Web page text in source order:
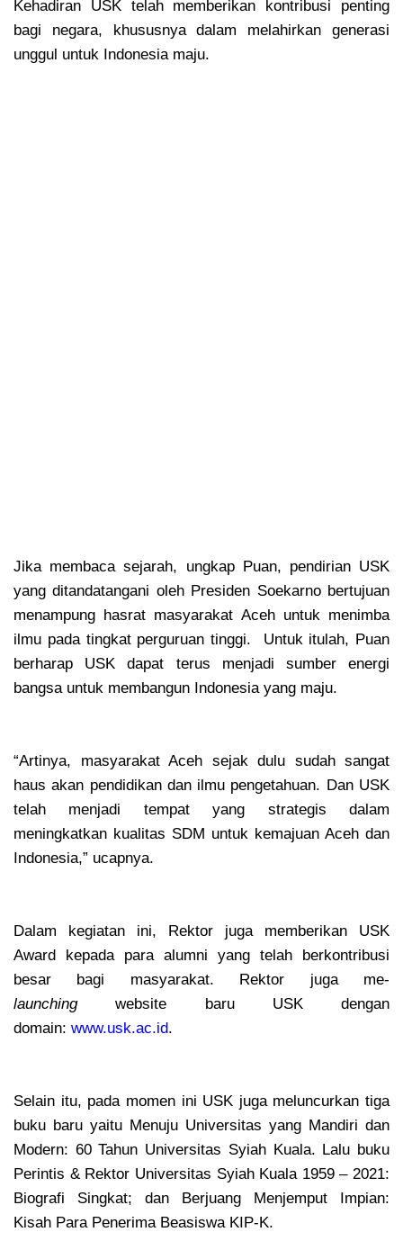
Kehadiran USK telah memberikan kontribusi penting
bagi negara, khususnya dalam melahirkan generasi
unggul untuk Indonesia maju.
Jika membaca sejarah, ungkap Puan, pendirian USK
yang ditandatangani oleh Presiden Soekarno bertujuan
menampung hasrat masyarakat Aceh untuk menimba
ilmu pada tingkat perguruan tinggi. Untuk itulah, Puan
berharap USK dapat terus menjadi sumber energi
bangsa untuk membangun Indonesia yang maju.
“Artinya, masyarakat Aceh sejak dulu sudah sangat
haus akan pendidikan dan ilmu pengetahuan. Dan USK
telah menjadi tempat yang strategis dalam
meningkatkan kualitas SDM untuk kemajuan Aceh dan
Indonesia,” ucapnya.
Dalam kegiatan ini, Rektor juga memberikan USK
Award kepada para alumni yang telah berkontribusi
besar bagi masyarakat. Rektor juga me-
launchingwebsite baru USK dengan
domain: www.usk.ac.id.
Selain itu, pada momen ini USK juga meluncurkan tiga
buku baru yaitu Menuju Universitas yang Mandiri dan
Modern: 60 Tahun Universitas Syiah Kuala. Lalu buku
Perintis & Rektor Universitas Syiah Kuala 1959 – 2021:
Biografi Singkat; dan Berjuang Menjemput Impian:
Kisah Para Penerima Beasiswa KIP-K.